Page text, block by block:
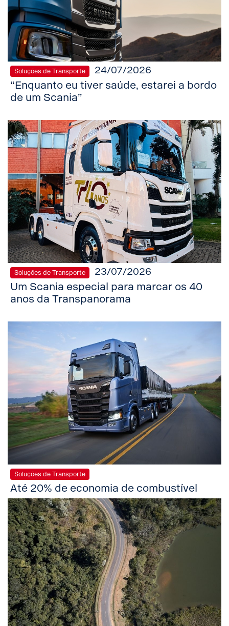
Soluções de Transporte 24/07/2026
“Enquanto eu tiver saúde, estarei a bordo
de um Scania”
Soluções de Transporte 23/07/2026
Um Scania especial para marcar os 40
anos da Transpanorama
Soluções de Transporte
Até 20% de economia de combustível